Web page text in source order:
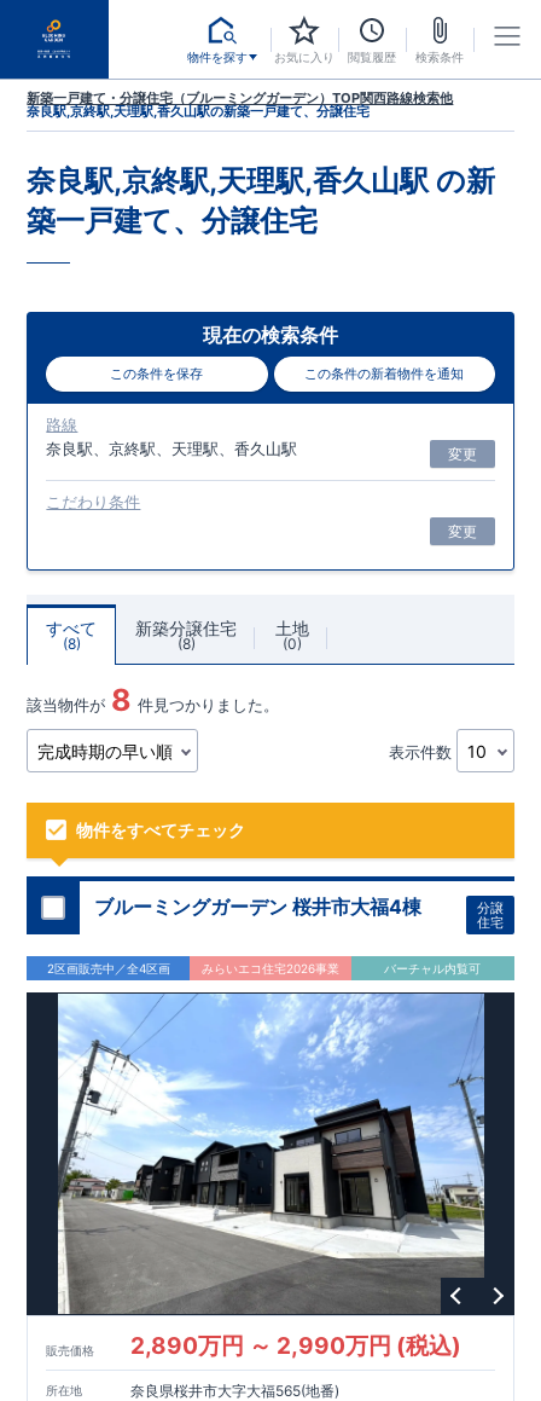
物件を探す お気に入り 閲覧履歴 検索条件
新築一戸建て・分譲住宅（ブルーミングガーデン）TOP関西路線検索他
奈良駅,京終駅,天理駅,香久山駅の新築一戸建て、分譲住宅
奈良駅,京終駅,天理駅,香久山駅 の新
築一戸建て、分譲住宅
現在の検索条件
この条件を保存 この条件の新着物件を通知
路線
奈良駅、京終駅、天理駅、香久山駅
変更
こだわり条件
変更
すべて
8
新築分譲住宅
8
土地
0
該当物件が 8 件見つかりました。
表示件数
物件をすべてチェック
ブルーミングガーデン 桜井市大福4棟
分譲
住宅
2区画販売中／全4区画 みらいエコ住宅2026事業 バーチャル内覧可
販売価格 2,890万円 ～ 2,990万円 (税込)
所在地 奈良県桜井市大字大福565(地番)